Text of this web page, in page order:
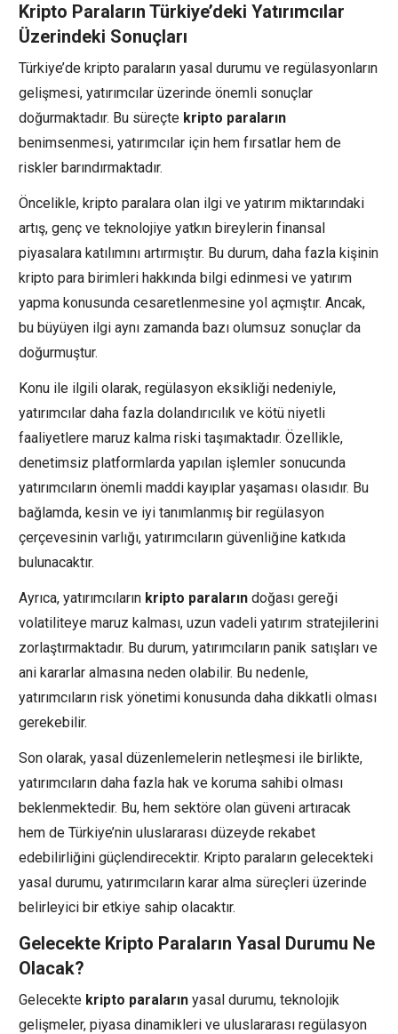
Kripto Paraların Türkiye’deki Yatırımcılar
Üzerindeki Sonuçları
Türkiye’de kripto paraların yasal durumu ve regülasyonların
gelişmesi, yatırımcılar üzerinde önemli sonuçlar
doğurmaktadır. Bu süreçte kripto paraların
benimsenmesi, yatırımcılar için hem fırsatlar hem de
riskler barındırmaktadır.
Öncelikle, kripto paralara olan ilgi ve yatırım miktarındaki
artış, genç ve teknolojiye yatkın bireylerin finansal
piyasalara katılımını artırmıştır. Bu durum, daha fazla kişinin
kripto para birimleri hakkında bilgi edinmesi ve yatırım
yapma konusunda cesaretlenmesine yol açmıştır. Ancak,
bu büyüyen ilgi aynı zamanda bazı olumsuz sonuçlar da
doğurmuştur.
Konu ile ilgili olarak, regülasyon eksikliği nedeniyle,
yatırımcılar daha fazla dolandırıcılık ve kötü niyetli
faaliyetlere maruz kalma riski taşımaktadır. Özellikle,
denetimsiz platformlarda yapılan işlemler sonucunda
yatırımcıların önemli maddi kayıplar yaşaması olasıdır. Bu
bağlamda, kesin ve iyi tanımlanmış bir regülasyon
çerçevesinin varlığı, yatırımcıların güvenliğine katkıda
bulunacaktır.
Ayrıca, yatırımcıların kripto paraların doğası gereği
volatiliteye maruz kalması, uzun vadeli yatırım stratejilerini
zorlaştırmaktadır. Bu durum, yatırımcıların panik satışları ve
ani kararlar almasına neden olabilir. Bu nedenle,
yatırımcıların risk yönetimi konusunda daha dikkatli olması
gerekebilir.
Son olarak, yasal düzenlemelerin netleşmesi ile birlikte,
yatırımcıların daha fazla hak ve koruma sahibi olması
beklenmektedir. Bu, hem sektöre olan güveni artıracak
hem de Türkiye’nin uluslararası düzeyde rekabet
edebilirliğini güçlendirecektir. Kripto paraların gelecekteki
yasal durumu, yatırımcıların karar alma süreçleri üzerinde
belirleyici bir etkiye sahip olacaktır.
Gelecekte Kripto Paraların Yasal Durumu Ne
Olacak?
Gelecekte kripto paraların yasal durumu, teknolojik
gelişmeler, piyasa dinamikleri ve uluslararası regülasyon